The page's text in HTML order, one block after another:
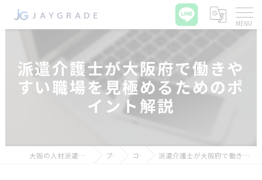
派遣介護士が大阪府で働きや
すい職場を見極めるためのポ
イント解説
大阪の人材派遣ならジェイグレード合同会社 ブログ コラム 派遣介護士が大阪府で働きやすい職場を見極めるためのポイント解説